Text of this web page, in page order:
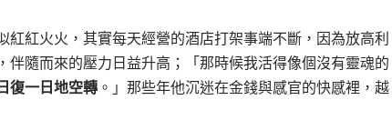
紅火火，其實每天經營的酒店打架事端不斷，因為放高利
隨而來的壓力日益升高；「那時候我活得像個沒有靈魂的
復一日地空轉 。」那些年他沉迷在金錢與感官的快感裡，越